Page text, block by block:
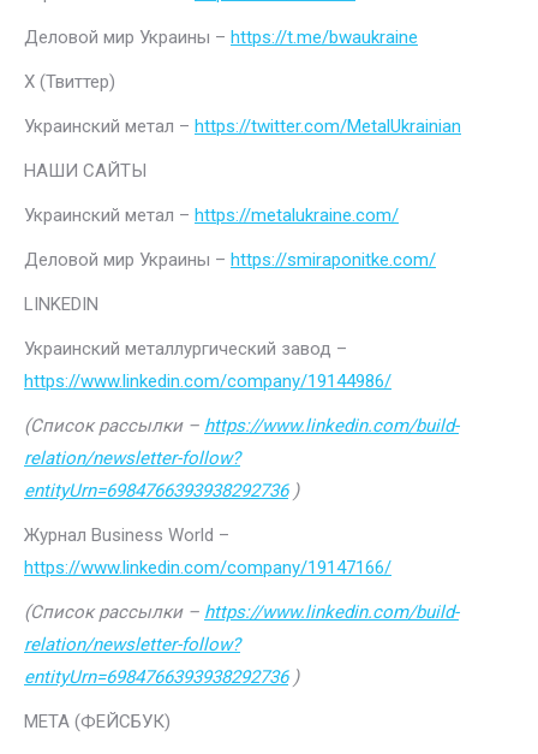
Деловой мир Украины – https://t.me/bwaukraine
Х (Твиттер)
Украинский метал – https://twitter.com/MetalUkrainian
НАШИ САЙТЫ
Украинский метал – https://metalukraine.com/
Деловой мир Украины – https://smiraponitke.com/
LINKEDIN
Украинский металлургический завод –
https://www.linkedin.com/company/19144986/
(Список рассылки – https://www.linkedin.com/build-
relation/newsletter-follow?
entityUrn=6984766393938292736)
Журнал Business World –
https://www.linkedin.com/company/19147166/
(Список рассылки – https://www.linkedin.com/build-
relation/newsletter-follow?
entityUrn=6984766393938292736)
МЕТА (ФЕЙСБУК)